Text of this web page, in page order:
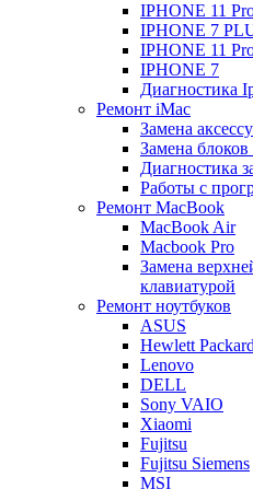
IPHONE 11
IPHONE 7
IPHONE 11
IPHONE 7
Диагностика
Ремонт iMac
Замена
Замена
Диагностика
Работы с
Ремонт MacBook
MacBook Air
Macbook Pro
Замена
клавиатурой
Ремонт ноутбуков
ASUS
Hewlett Packard
Lenovo
DELL
Sony VAIO
Xiaomi
Fujitsu
Fujitsu Siemens
MSI